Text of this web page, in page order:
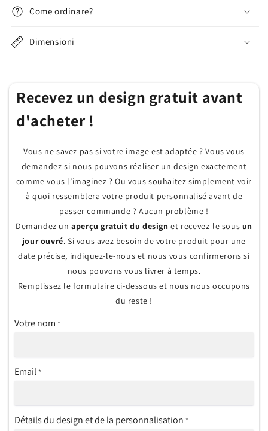
Come ordinare?
Dimensioni
Recevez un design gratuit avant
d'acheter !
Vous ne savez pas si votre image est adaptée ? Vous vous
demandez si nous pouvons réaliser un design exactement
comme vous l’imaginez ? Ou vous souhaitez simplement voir
à quoi ressemblera votre produit personnalisé avant de
passer commande ? Aucun problème !
Demandez unaperçu gratuit du design et recevez-le sous un
jour ouvré. Si vous avez besoin de votre produit pour une
date précise, indiquez-le-nous et nous vous confirmerons si
nous pouvons vous livrer à temps.
Remplissez le formulaire ci-dessous et nous nous occupons
du reste !
Votre nom *
Email *
Détails du design et de la personnalisation *